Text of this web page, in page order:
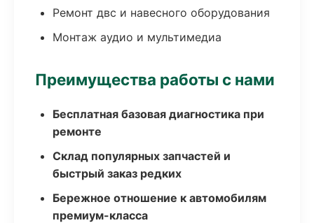
Ремонт двс и навесного оборудования
Монтаж аудио и мультимедиа
Преимущества работы с нами
Бесплатная базовая диагностика при
ремонте
Склад популярных запчастей и
быстрый заказ редких
Бережное отношение к автомобилям
премиум-класса